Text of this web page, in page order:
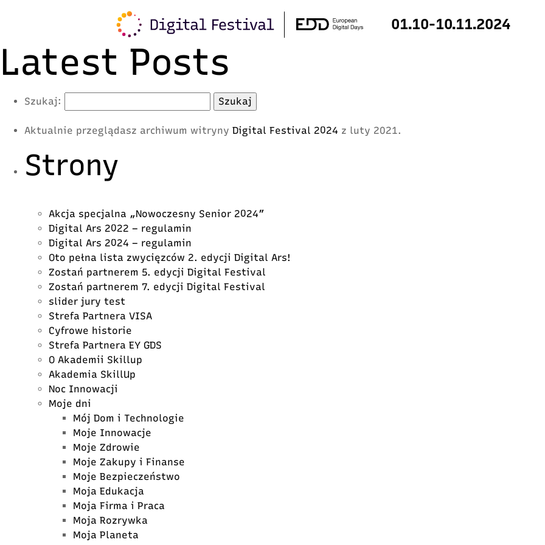
: Trying to access array offset on value of type null in/home/klient.dhosting.pl/digitalfes/
content/plugins/freshmail-integration/vendor/class.rest.php
01.10-10.11.2024
Latest Posts
Szukaj:
Aktualnie przeglądasz archiwum witryny Digital Festival 2024 z luty 2021.
Strony
Akcja specjalna „Nowoczesny Senior 2024”
Digital Ars 2022 – regulamin
Digital Ars 2024 – regulamin
Oto pełna lista zwycięzców 2. edycji Digital Ars!
Zostań partnerem 5. edycji Digital Festival
Zostań partnerem 7. edycji Digital Festival
slider jury test
Strefa Partnera VISA
Cyfrowe historie
Strefa Partnera EY GDS
O Akademii Skillup
Akademia SkillUp
Noc Innowacji
Moje dni
Mój Dom i Technologie
Moje Innowacje
Moje Zdrowie
Moje Zakupy i Finanse
Moje Bezpieczeństwo
Moja Edukacja
Moja Firma i Praca
Moja Rozrywka
Moja Planeta